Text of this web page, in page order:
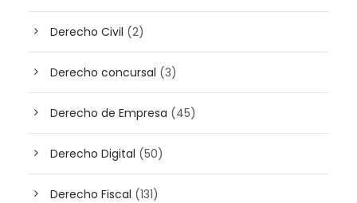
Derecho Civil (2)
Derecho concursal (3)
Derecho de Empresa (45)
Derecho Digital (50)
Derecho Fiscal (131)